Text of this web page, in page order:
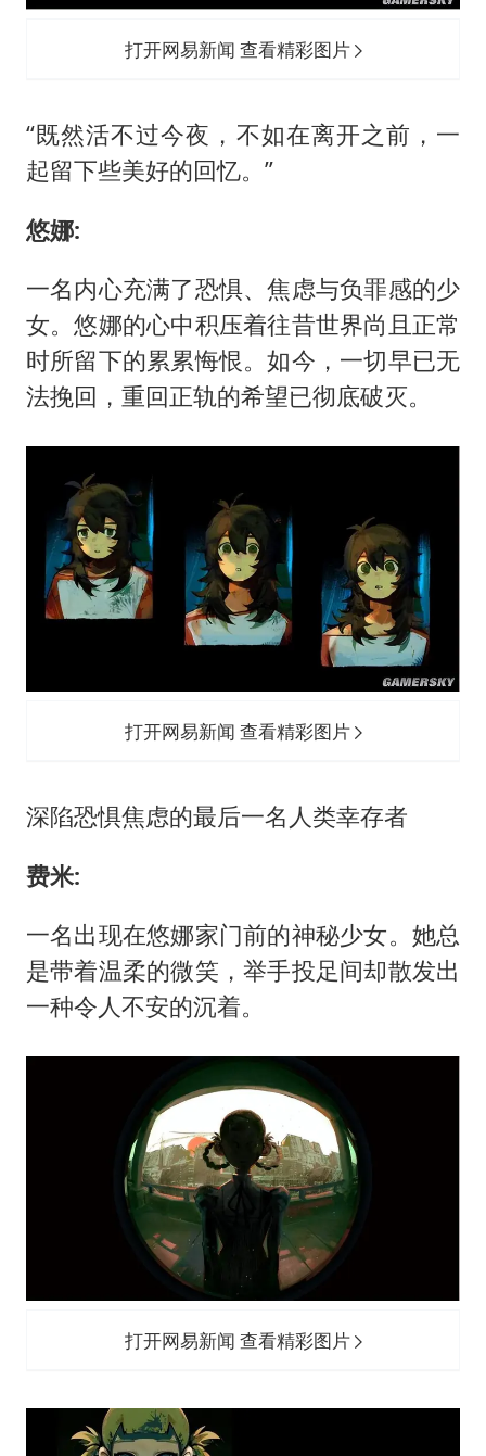
打开网易新闻 查看精彩图片
“既然活不过今夜，不如在离开之前，一
起留下些美好的回忆。”
悠娜:
一名内心充满了恐惧、焦虑与负罪感的少
女。悠娜的心中积压着往昔世界尚且正常
时所留下的累累悔恨。如今，一切早已无
法挽回，重回正轨的希望已彻底破灭。
打开网易新闻 查看精彩图片
深陷恐惧焦虑的最后一名人类幸存者
费米:
一名出现在悠娜家门前的神秘少女。她总
是带着温柔的微笑，举手投足间却散发出
一种令人不安的沉着。
打开网易新闻 查看精彩图片